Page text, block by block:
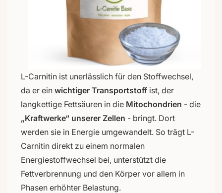
L-Carnitin ist unerlässlich für den Stoffwechsel,
da er ein wichtiger Transportstoff ist, der
langkettige Fettsäuren in die Mitochondrien - die
„Kraftwerke“ unserer Zellen - bringt. Dort
werden sie in Energie umgewandelt. So trägt L-
Carnitin direkt zu einem normalen
Energiestoffwechsel bei, unterstützt die
Fettverbrennung und den Körper vor allem in
Phasen erhöhter Belastung.